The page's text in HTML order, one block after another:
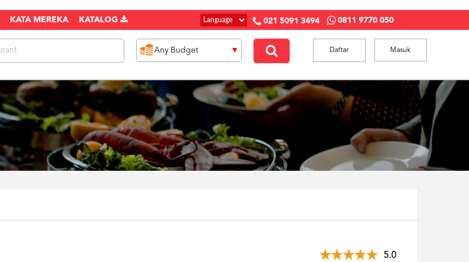
KATA MEREKA KATALOG 021 5091 3494 0811 9770 050
Masuk
Daftar
5.0